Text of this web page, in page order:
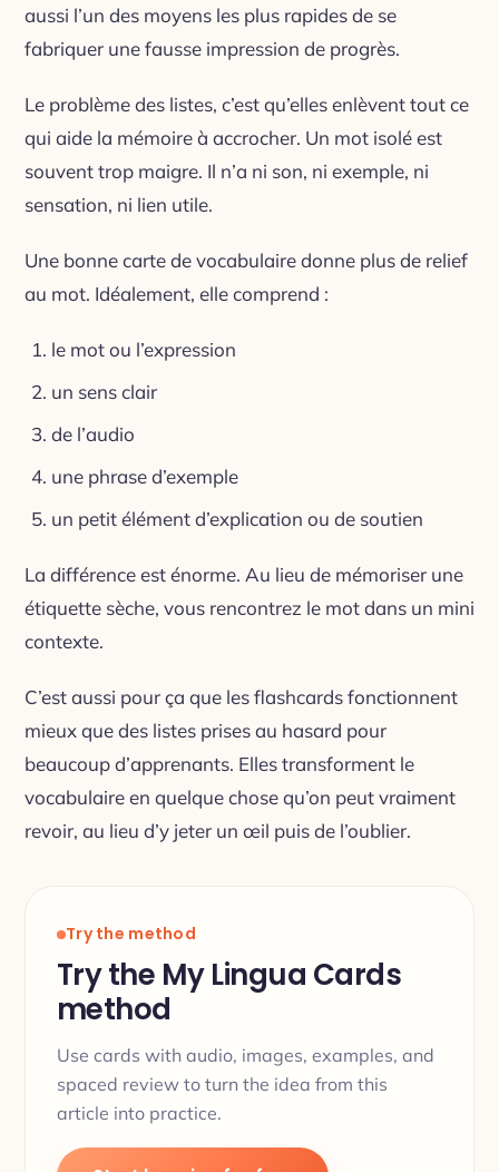
aussi l’un des moyens les plus rapides de se
fabriquer une fausse impression de progrès.
Le problème des listes, c’est qu’elles enlèvent tout ce
qui aide la mémoire à accrocher. Un mot isolé est
souvent trop maigre. Il n’a ni son, ni exemple, ni
sensation, ni lien utile.
Une bonne carte de vocabulaire donne plus de relief
au mot. Idéalement, elle comprend :
le mot ou l’expression
un sens clair
de l’audio
une phrase d’exemple
un petit élément d’explication ou de soutien
La différence est énorme. Au lieu de mémoriser une
étiquette sèche, vous rencontrez le mot dans un mini
contexte.
C’est aussi pour ça que les flashcards fonctionnent
mieux que des listes prises au hasard pour
beaucoup d’apprenants. Elles transforment le
vocabulaire en quelque chose qu’on peut vraiment
revoir, au lieu d’y jeter un œil puis de l’oublier.
Try the method
Try the My Lingua Cards
method
Use cards with audio, images, examples, and
spaced review to turn the idea from this
article into practice.